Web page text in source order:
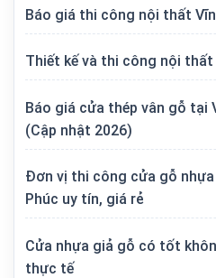
Báo giá thi công nội thất
Thiết kế và thi công nội
Báo giá cửa thép vân gỗ tại
(Cập nhật 2026)
Đơn vị thi công cửa gỗ
Phúc uy tín, giá rẻ
Cửa nhựa giả gỗ có tốt
thực tế